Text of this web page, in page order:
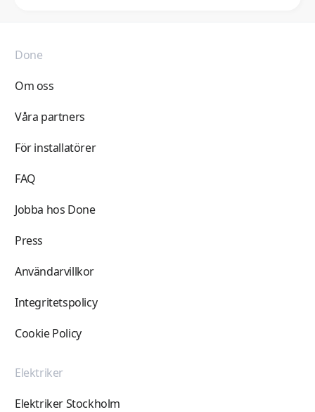
Done
Om oss
Våra partners
För installatörer
FAQ
Jobba hos Done
Press
Användarvillkor
Integritetspolicy
Cookie Policy
Elektriker
Elektriker Stockholm